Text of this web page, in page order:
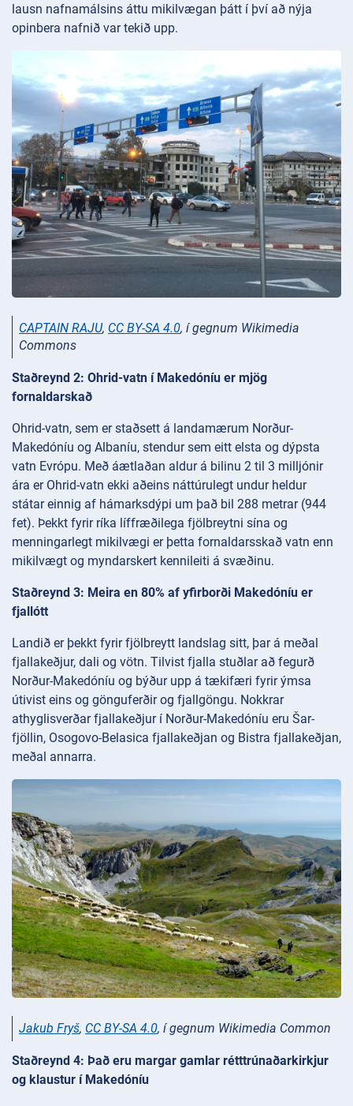
lausn nafnamálsins áttu mikilvægan þátt í því að nýja
opinbera nafnið var tekið upp.
CAPTAIN RAJU, CC BY-SA 4.0, í gegnum Wikimedia
Commons
Staðreynd 2: Ohrid-vatn í Makedóníu er mjög
fornaldarskað
Ohrid-vatn, sem er staðsett á landamærum Norður-
Makedóníu og Albaníu, stendur sem eitt elsta og dýpsta
vatn Evrópu. Með áætlaðan aldur á bilinu 2 til 3 milljónir
ára er Ohrid-vatn ekki aðeins náttúrulegt undur heldur
státar einnig af hámarksdýpi um það bil 288 metrar (944
fet). Þekkt fyrir ríka líffræðilega fjölbreytni sína og
menningarlegt mikilvægi er þetta fornaldarsskað vatn enn
mikilvægt og myndarskert kennileiti á svæðinu.
Staðreynd 3: Meira en 80% af yfirborði Makedóníu er
fjallótt
Landið er þekkt fyrir fjölbreytt landslag sitt, þar á meðal
fjallakeðjur, dali og vötn. Tilvist fjalla stuðlar að fegurð
Norður-Makedóníu og býður upp á tækifæri fyrir ýmsa
útivist eins og gönguferðir og fjallgöngu. Nokkrar
athyglisverðar fjallakeðjur í Norður-Makedóníu eru Šar-
fjöllin, Osogovo-Belasica fjallakeðjan og Bistra fjallakeðjan,
meðal annarra.
Jakub Fryš, CC BY-SA 4.0, í gegnum Wikimedia Common
Staðreynd 4: Það eru margar gamlar rétttrúnaðarkirkjur
og klaustur í Makedóníu